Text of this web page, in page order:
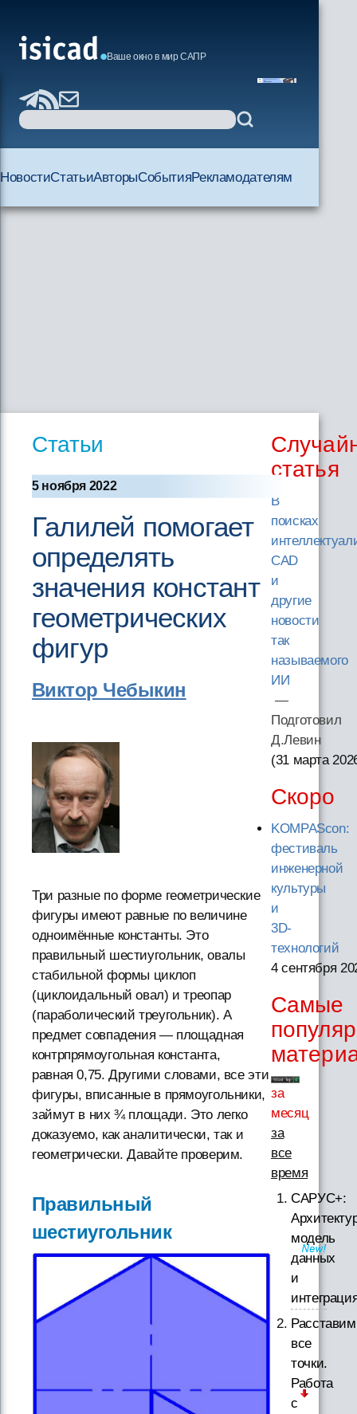
Ваше окно в мир САПР
НовостиСтатьиАвторыСобытияРекламодателям
Статьи
5 ноября 2022
Галилей помогает
определять
значения констант
геометрических
фигур
Виктор Чебыкин
Три разные по форме геометрические
фигуры имеют равные по величине
одноимённые константы. Это
правильный шестиугольник, овалы
стабильной формы циклоп
(циклоидальный овал) и треопар
(параболический треугольник). А
предмет совпадения — площадная
контрпрямоугольная константа,
равная 0,75. Другими словами, все эти
фигуры, вписанные в прямоугольники,
займут в них ¾ площади. Это легко
доказуемо, как аналитически, так и
геометрически. Давайте проверим.
Правильный
шестиугольник
статья
В
поисках
CAD
и
другие
новости
так
называемого
ИИ
—
Подготовил
Д.Левин
(31 марта
Скоро
KOMPAScon:
фестиваль
инженерной
культуры
и
3D-
технологий
4 сентября
Самые
за
месяц
за
все
время
САРУС+:
модель
данных
и
Расставим
все
точки.
Работа
с